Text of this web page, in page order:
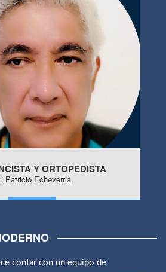
Y ORTOPEDISTA
Patricio Echeverria
contar con un equipo de